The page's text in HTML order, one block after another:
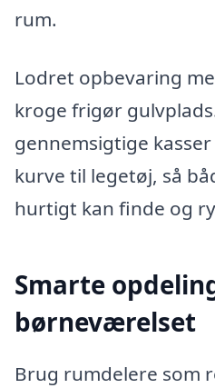
rum.
Lodret opbevaring
kroge frigør
gennemsigtige
kurve til legetøj, så
hurtigt kan finde og
Smarte
børneværelset
Brug rumdelere som